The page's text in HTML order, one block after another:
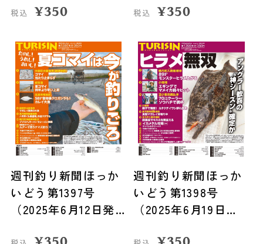
税込 ¥350 税込 ¥350
週刊釣り新聞ほっか
いどう第1397号
（2025年6月12日発
週刊釣り新聞ほっか
いどう第1398号
（2025年6月19日発